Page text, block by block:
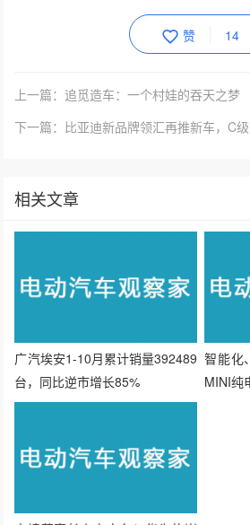
下一篇：比亚迪新品牌领汇再推新车，C
相关文章
图